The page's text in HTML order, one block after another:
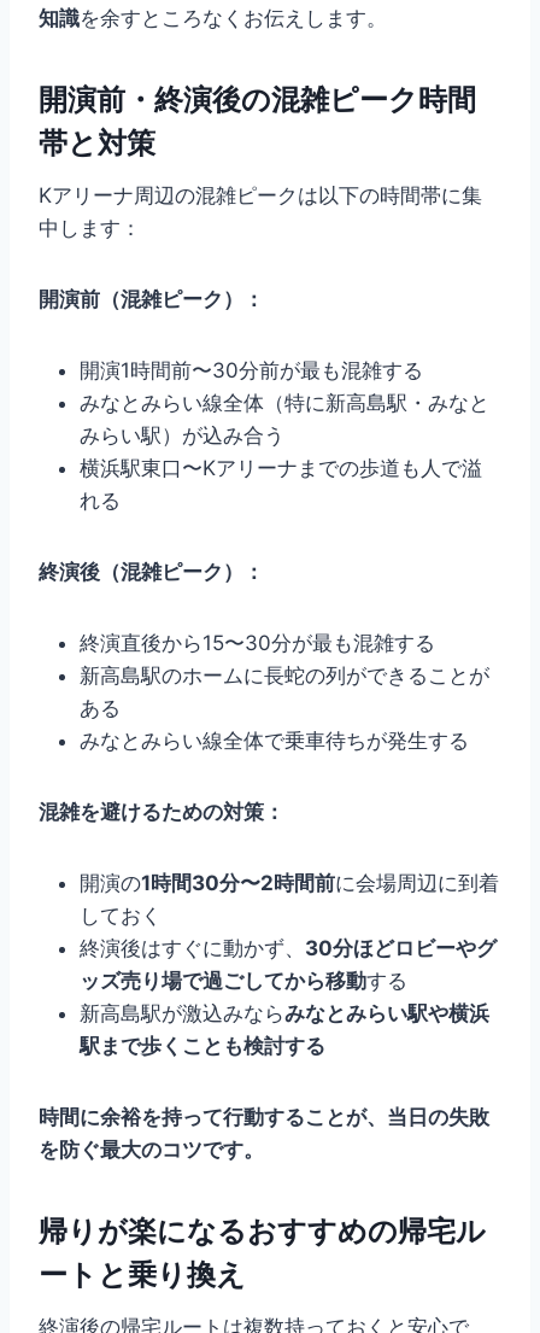
知識を余すところなくお伝えします。
開演前・終演後の混雑ピーク時間
帯と対策
Kアリーナ周辺の混雑ピークは以下の時間帯に集
中します：
開演前（混雑ピーク）：
開演1時間前〜30分前が最も混雑する
みなとみらい線全体（特に新高島駅・みなと
みらい駅）が込み合う
横浜駅東口〜Kアリーナまでの歩道も人で溢
れる
終演後（混雑ピーク）：
終演直後から15〜30分が最も混雑する
新高島駅のホームに長蛇の列ができることが
ある
みなとみらい線全体で乗車待ちが発生する
混雑を避けるための対策：
開演の1時間30分〜2時間前に会場周辺に到着
しておく
終演後はすぐに動かず、 30分ほどロビーやグ
ッズ売り場で過ごしてから移動する
新高島駅が激込みならみなとみらい駅や横浜
駅まで歩くことも検討する
時間に余裕を持って行動することが、当日の失敗
を防ぐ最大のコツです。
帰りが楽になるおすすめの帰宅ル
ートと乗り換え
終演後の帰宅ルートは複数持っておくと安心で